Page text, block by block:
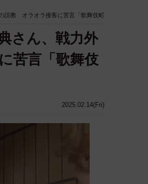
説教 オラオラ接客に苦言「歌舞伎町
2025.02.14(Fri)
さん、戦力外
苦言「歌舞伎